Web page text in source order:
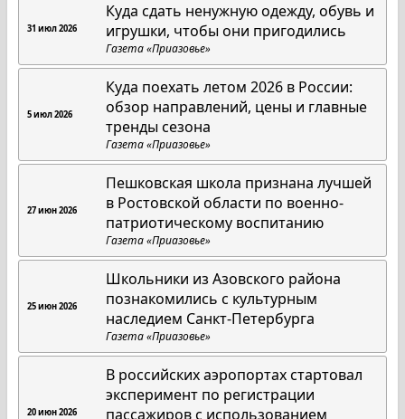
31 июл 2026
Куда сдать ненужную одежду, обувь и
игрушки, чтобы они пригодились
Газета «Приазовье»
5 июл 2026
Куда поехать летом 2026 в России:
обзор направлений, цены и главные
тренды сезона
Газета «Приазовье»
27 июн 2026
Пешковская школа признана лучшей
в Ростовской области по военно-
патриотическому воспитанию
Газета «Приазовье»
25 июн 2026
Школьники из Азовского района
познакомились с культурным
наследием Санкт-Петербурга
Газета «Приазовье»
20 июн 2026
В российских аэропортах стартовал
эксперимент по регистрации
пассажиров с использованием